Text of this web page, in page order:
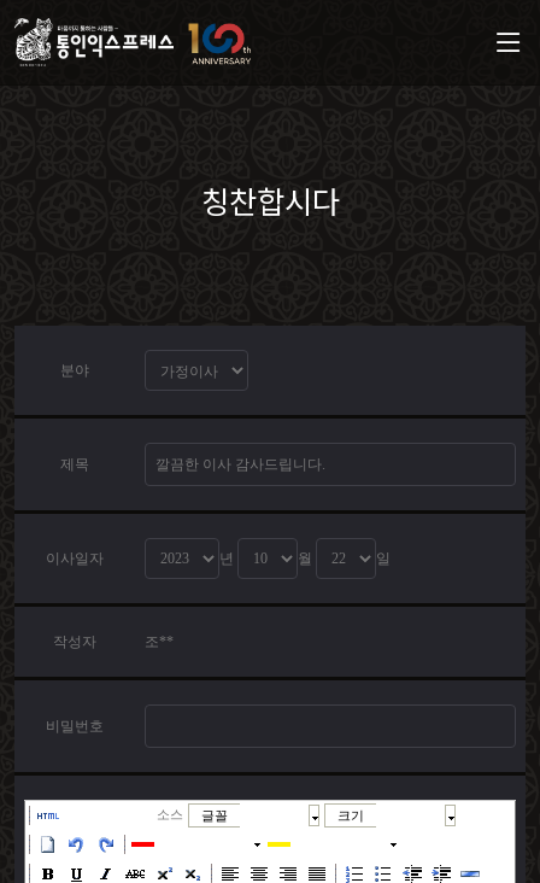
칭찬합시다
분야
제목
이사일자 년 월 일
작성자 조**
비밀번호
소스 글꼴 크기